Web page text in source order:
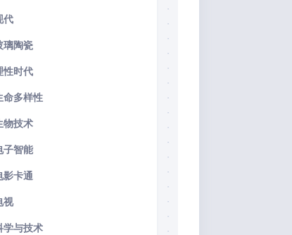
代
璃陶瓷
性时代
命多样性
物技术
子智能
影卡通
视
学与技术